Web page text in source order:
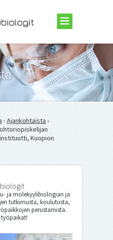
› Ajankohtaista ›
Kuopion
ja molekyylibiologian ja
tutkimusta, koulutusta,
perustamista.